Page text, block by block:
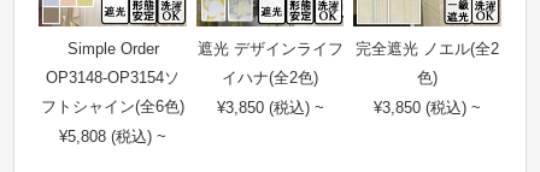
Simple Order
OP3148-OP3154ソ
フトシャイン(全6色)
¥5,808 (税込) ~
遮光 デザインライフ
イハナ(全2色)
¥3,850 (税込) ~
完全遮光 ノエル(全2
色)
¥3,850 (税込) ~